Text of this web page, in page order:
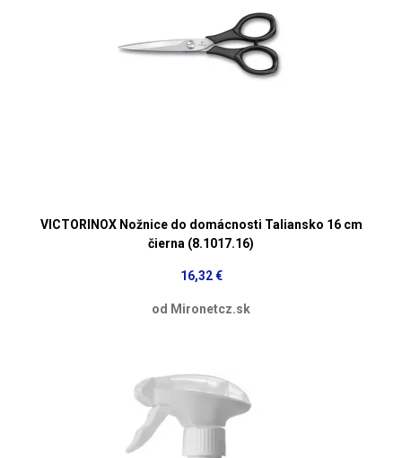
VICTORINOX Nožnice do domácnosti Taliansko 16 cm
čierna (8.1017.16)
16,32 €
od Mironetcz.sk